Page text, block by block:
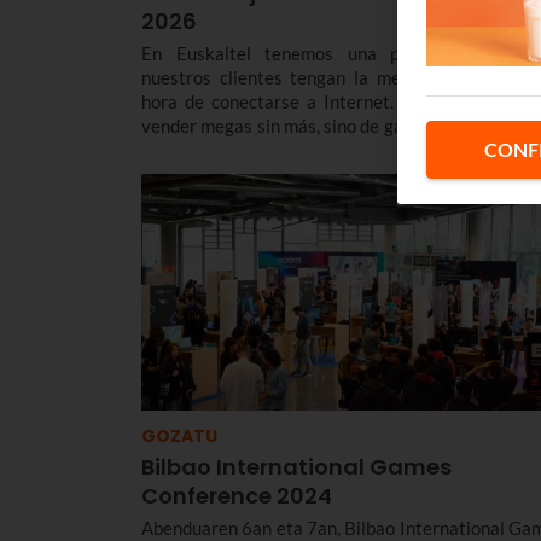
2026
En Euskaltel tenemos una prioridad clara:
nuestros clientes tengan la mejor experiencia a
hora de conectarse a Internet. No se trata
vender megas sin más, sino de garantizar que,
te conectas, la red responda con una estabilidad y
latencia envidiables.
GOZATU
Bilbao International Games
Conference 2024
Abenduaren 6an eta 7an, Bilbao International